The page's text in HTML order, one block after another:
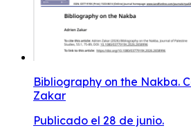
Bibliography on the Nakba.
Zakar
Publicado el 28 de junio.